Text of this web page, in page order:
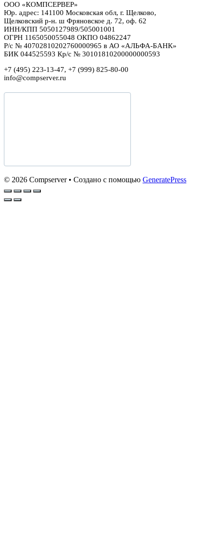
ООО «КОМПСЕРВЕР»
Юр. адрес: 141100 Московская обл, г. Щелково,
Щелковский р-н. ш Фряновское д. 72, оф. 62
ИНН/КПП 5050127989/505001001
ОГРН 1165050055048 ОКПО 04862247
Р/с № 40702810202760000965 в АО «АЛЬФА-БАНК»
БИК 044525593 Кр/с № 30101810200000000593
+7 (495) 223-13-47, +7 (999) 825-80-00
info@compserver.ru
© 2026 Compserver• Создано с помощью GeneratePress